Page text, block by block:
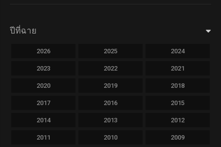
ปีที่ฉาย
2026 2025 2024
2023 2022 2021
2020 2019 2018
2017 2016 2015
2014 2013 2012
2011 2010 2009